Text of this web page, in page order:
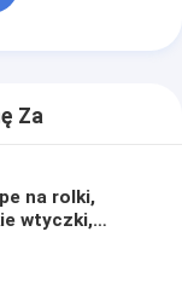
Za
na rolki,
wtyczki,